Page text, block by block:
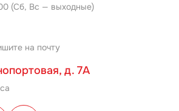
(Сб, Вс — выходные)
на почту
д. 7А